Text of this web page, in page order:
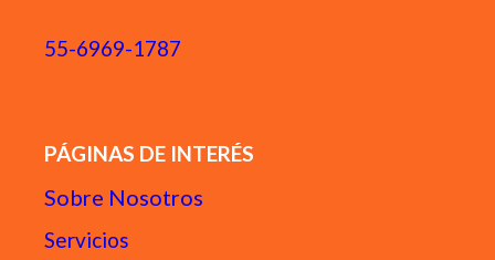
55-6969-1787
PÁGINAS DE INTERÉS
Sobre Nosotros
Servicios